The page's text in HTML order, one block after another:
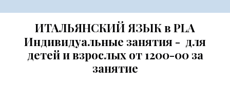
ИТАЛЬЯНСКИЙ ЯЗЫК в PLA
Индивидуальные занятия - для
детей и взрослых от 1200-00 за
занятие